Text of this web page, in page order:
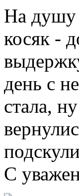
На душу
косяк -
день с
стала,
C